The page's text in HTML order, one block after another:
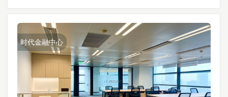
时代金融中心